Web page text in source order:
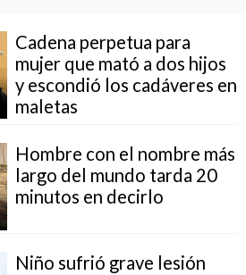
Cadena perpetua para
mujer que mató a dos hijos
y escondió los cadáveres en
maletas
Hombre con el nombre más
largo del mundo tarda 20
minutos en decirlo
Niño sufrió grave lesión